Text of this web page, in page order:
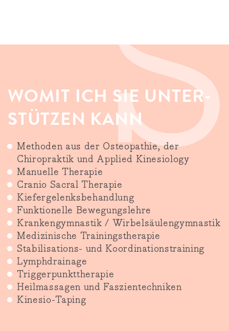
WOMIT ICH SIE UNTER­
STÜTZEN KANN
Methoden aus der Osteopathie, der
Chiropraktik und Applied Kinesiology
Manuelle Therapie
Cranio Sacral Therapie
Kiefergelenksbehandlung
Funktionelle Bewegungslehre
Krankengymnastik / Wirbelsäulengymnastik
Medizinische Trainingstherapie
Stabilisations- und Koordinationstraining
Lymphdrainage
Triggerpunkttherapie
Heilmassagen und Faszientechniken
Kinesio-Taping